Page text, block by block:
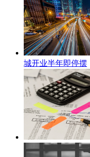
城开业半年即停摆